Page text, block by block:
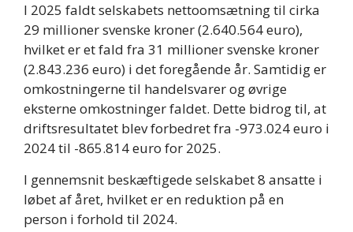
I 2025 faldt selskabets nettoomsætning til cirka
29 millioner svenske kroner (2.640.564 euro),
hvilket er et fald fra 31 millioner svenske kroner
(2.843.236 euro) i det foregående år. Samtidig er
omkostningerne til handelsvarer og øvrige
eksterne omkostninger faldet. Dette bidrog til, at
driftsresultatet blev forbedret fra -973.024 euro i
2024 til -865.814 euro for 2025.
I gennemsnit beskæftigede selskabet 8 ansatte i
løbet af året, hvilket er en reduktion på en
person i forhold til 2024.